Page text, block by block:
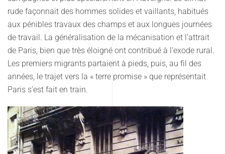
rude façonnait des hommes solides et vaillants, habitués
aux pénibles travaux des champs et aux longues journées
de travail. La généralisation de la mécanisation et l’attrait
de Paris, bien que très éloigné ont contribué à l’exode rural.
Les premiers migrants partaient à pieds, puis, au fil des
années, le trajet vers la « terre promise » que représentait
Paris s’est fait en train.